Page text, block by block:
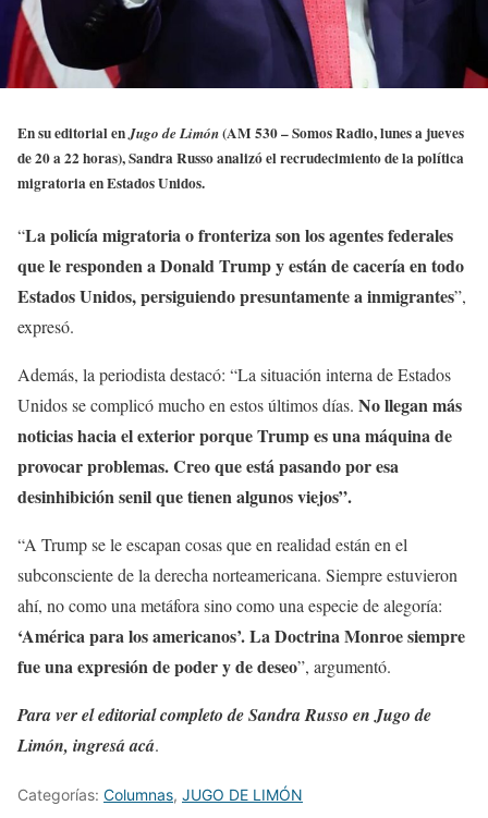
En su editorial enJugo de Limón(AM 530 – Somos Radio, lunes a jueves
de 20 a 22 horas), Sandra Russo analizó el recrudecimiento de la política
migratoria en Estados Unidos.
“La policía migratoria o fronteriza son los agentes federales
que le responden a Donald Trump y están de cacería en todo
Estados Unidos, persiguiendo presuntamente a inmigrantes”,
expresó.
Además, la periodista destacó: “La situación interna de Estados
Unidos se complicó mucho en estos últimos días. No llegan más
noticias hacia el exterior porque Trump es una máquina de
provocar problemas. Creo que está pasando por esa
desinhibición senil que tienen algunos viejos”.
“A Trump se le escapan cosas que en realidad están en el
subconsciente de la derecha norteamericana. Siempre estuvieron
ahí, no como una metáfora sino como una especie de alegoría:
‘América para los americanos’. La Doctrina Monroe siempre
fue una expresión de poder y de deseo”, argumentó.
Para ver el editorial completo de Sandra Russo en Jugo de
Limón, ingresá acá.
Categorías: Columnas, JUGO DE LIMÓN